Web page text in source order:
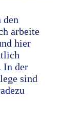
den
arbeite
hier
In der
sind